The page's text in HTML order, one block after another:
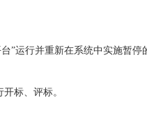
”运行并重新在系统中实施暂停
标、评标。